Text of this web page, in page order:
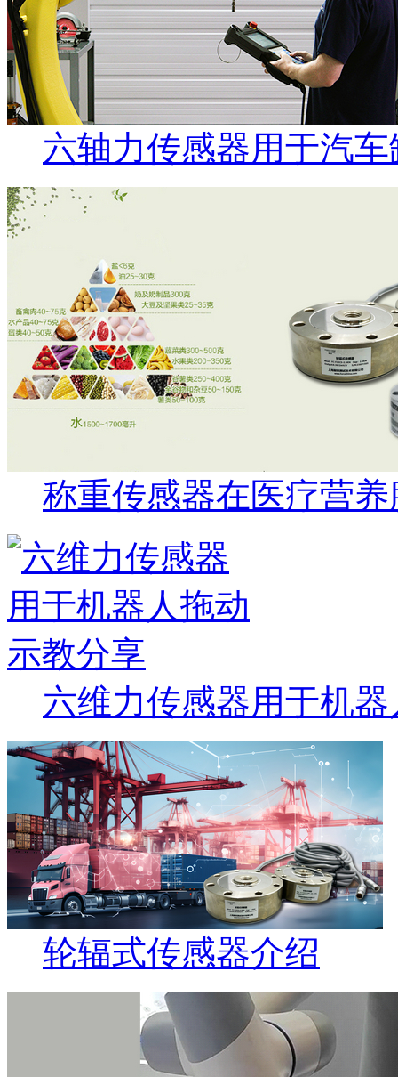
六轴力传感器用于汽
称重传感器在医疗营
六维力传感器用于机
轮辐式传感器介绍